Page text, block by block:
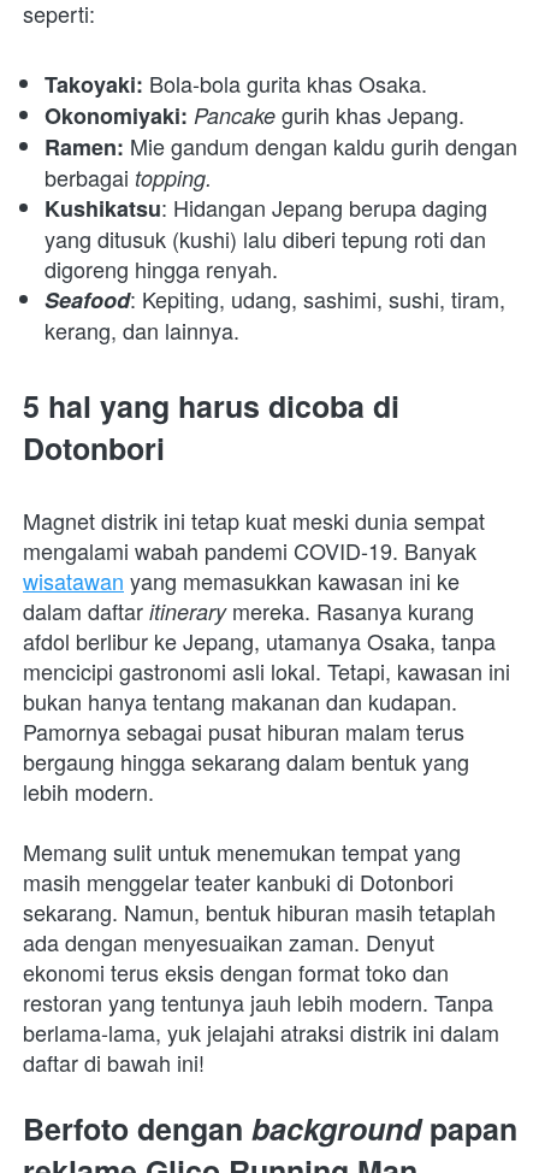
seperti:
Takoyaki: Bola-bola gurita khas Osaka.
Okonomiyaki: Pancake gurih khas Jepang.
Ramen: Mie gandum dengan kaldu gurih dengan
berbagai topping.
Kushikatsu: Hidangan Jepang berupa daging
yang ditusuk (kushi) lalu diberi tepung roti dan
digoreng hingga renyah.
Seafood: Kepiting, udang, sashimi, sushi, tiram,
kerang, dan lainnya.
5 hal yang harus dicoba di
Dotonbori
Magnet distrik ini tetap kuat meski dunia sempat
wisatawan yang memasukkan kawasan ini ke
dalam daftar itinerary mereka. Rasanya kurang
afdol berlibur ke Jepang, utamanya Osaka, tanpa
mencicipi gastronomi asli lokal. Tetapi, kawasan ini
bukan hanya tentang makanan dan kudapan.
Pamornya sebagai pusat hiburan malam terus
bergaung hingga sekarang dalam bentuk yang
lebih modern.
Memang sulit untuk menemukan tempat yang
masih menggelar teater kanbuki di Dotonbori
sekarang. Namun, bentuk hiburan masih tetaplah
ada dengan menyesuaikan zaman. Denyut
ekonomi terus eksis dengan format toko dan
restoran yang tentunya jauh lebih modern. Tanpa
berlama-lama, yuk jelajahi atraksi distrik ini dalam
daftar di bawah ini!
Berfoto dengan background papan